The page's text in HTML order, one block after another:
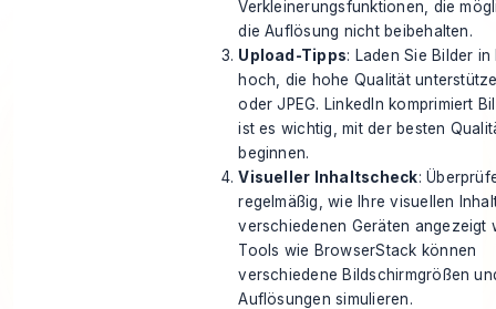
Verkleinerungsfunktionen, die
die Auflösung nicht beibehalten.
Upload-Tipps: Laden Sie Bilder in
hoch, die hohe Qualität
oder JPEG. LinkedIn komprimiert
ist es wichtig, mit der besten
beginnen.
Visueller Inhaltscheck:
regelmäßig, wie Ihre visuellen
verschiedenen Geräten angezeigt
Tools wie BrowserStack können
verschiedene Bildschirmgrößen
Auflösungen simulieren.